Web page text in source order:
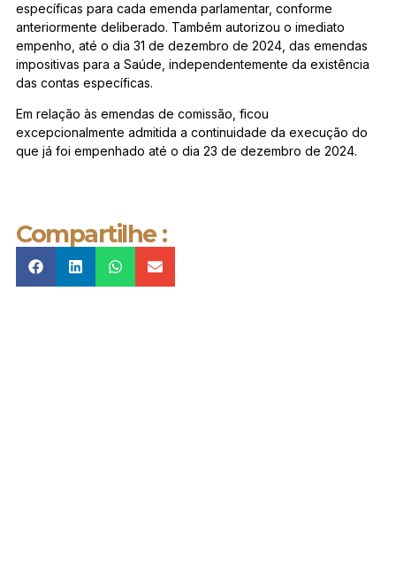
específicas para cada emenda parlamentar, conforme
anteriormente deliberado. Também autorizou o imediato
empenho, até o dia 31 de dezembro de 2024, das emendas
impositivas para a Saúde, independentemente da existência
das contas específicas.
Em relação às emendas de comissão, ficou
excepcionalmente admitida a continuidade da execução do
que já foi empenhado até o dia 23 de dezembro de 2024.
Compartilhe :